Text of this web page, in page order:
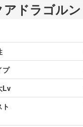
アドラゴルン
プ
Lv
ト